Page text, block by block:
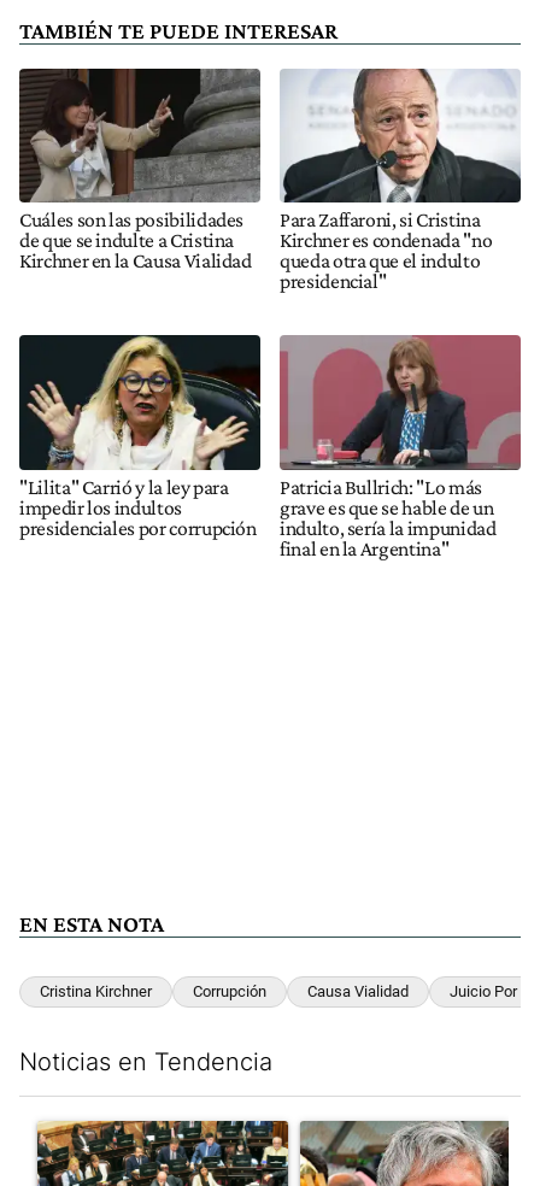
TAMBIÉN TE PUEDE INTERESAR
Cuáles son las posibilidades
de que se indulte a Cristina
Kirchner en la Causa Vialidad
Para Zaffaroni, si Cristina
Kirchner es condenada "no
queda otra que el indulto
presidencial"
"Lilita" Carrió y la ley para
impedir los indultos
presidenciales por corrupción
Patricia Bullrich: "Lo más
grave es que se hable de un
indulto, sería la impunidad
final en la Argentina"
EN ESTA NOTA
Cristina Kirchner Corrupción Causa Vialidad Juicio Por
Noticias en Tendencia
Un artículo de tendencia con el título "La Rosada busca
Un artículo de tendencia con